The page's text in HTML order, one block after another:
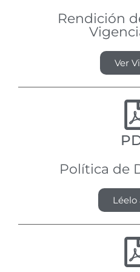
Rendición
Ver
Política de
Léelo